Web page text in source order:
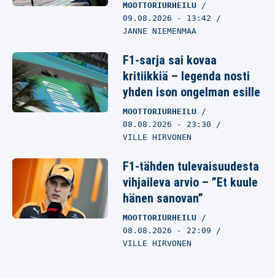
MOOTTORIURHEILU
09.08.2026 - 13:42
JANNE NIEMENMAA
F1-sarja sai kovaa
kritiikkiä – legenda nosti
yhden ison ongelman esille
MOOTTORIURHEILU
08.08.2026 - 23:30
VILLE HIRVONEN
F1-tähden tulevaisuudesta
vihjaileva arvio – ”Et kuule
hänen sanovan”
MOOTTORIURHEILU
08.08.2026 - 22:09
VILLE HIRVONEN